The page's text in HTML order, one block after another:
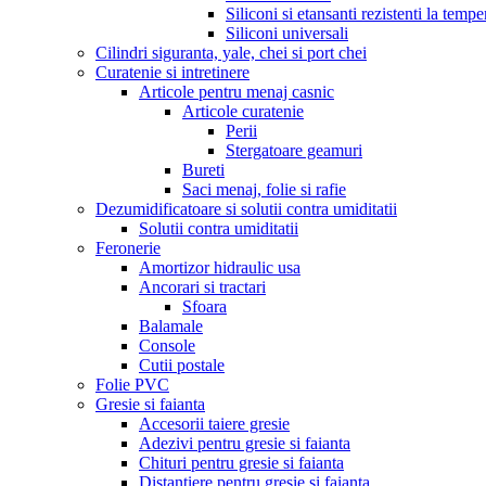
Siliconi si etansanti rezistenti la
Siliconi universali
Cilindri siguranta, yale, chei si port chei
Curatenie si intretinere
Articole pentru menaj casnic
Articole curatenie
Perii
Stergatoare geamuri
Bureti
Saci menaj, folie si rafie
Dezumidificatoare si solutii contra umiditatii
Solutii contra umiditatii
Feronerie
Amortizor hidraulic usa
Ancorari si tractari
Sfoara
Balamale
Console
Cutii postale
Folie PVC
Gresie si faianta
Accesorii taiere gresie
Adezivi pentru gresie si faianta
Chituri pentru gresie si faianta
Distantiere pentru gresie si faianta